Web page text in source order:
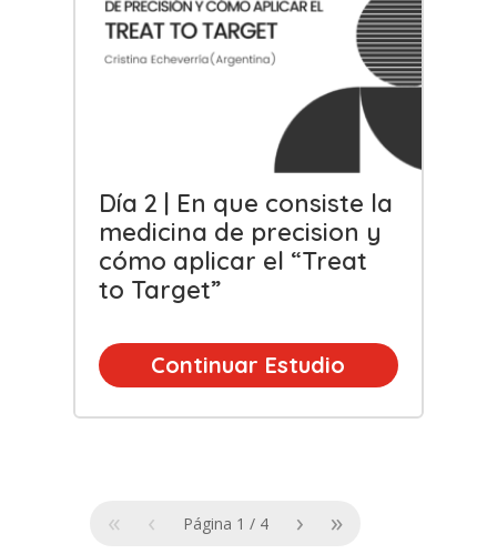
Día 2 | En que consiste la
medicina de precision y
cómo aplicar el “Treat
to Target”
Continuar Estudio
« ‹ › »
Página 1 / 4